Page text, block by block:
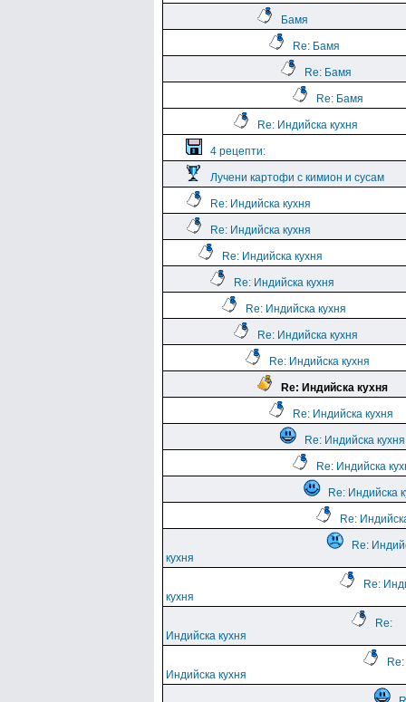
Бамя
Re: Бамя
Re: Бамя
Re: Бамя
Re: Индийска кухня
4 рецепти:
Лучени картофи с кимион и сусам
Re: Индийска кухня
Re: Индийска кухня
Re: Индийска кухня
Re: Индийска кухня
Re: Индийска кухня
Re: Индийска кухня
Re: Индийска кухня
Re: Индийска кухня
Re: Индийска кухня
Re: Индийска кухня
Re: Индийска
Re: Индийска
Re:
Re:
кухня
Re:
кухня
Re:
Индийска кухня
Re:
Индийска кухня